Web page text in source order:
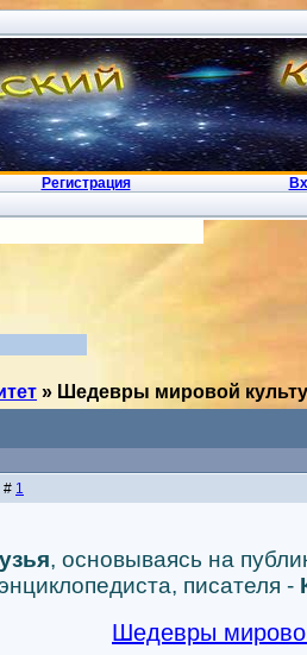
Регистрация
» Шедевры мировой
# 1
, основываясь на
писателя -
Шедевры